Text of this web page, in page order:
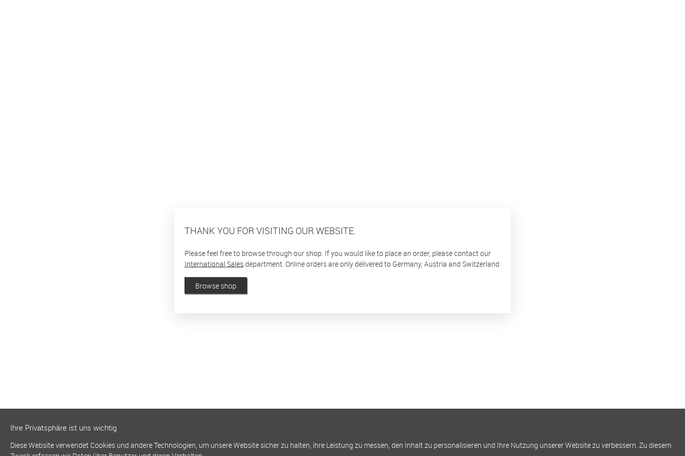
THANK YOU FOR VISITING OUR WEBSITE.
Please feel free to browse through our shop. If you would like to place an order, please contact our
International Salesdepartment. Online orders are only delivered to Germany, Austria and Switzerland
Browse shop
Ihre Privatsphäre ist uns wichtig
Diese Website verwendet Cookies und andere Technologien, um unsere Website sicher zu halten, ihre Leistung zu messen, den Inhalt zu personalisieren und Ihre Nutzung unserer Website zu verbessern. Zu diesem